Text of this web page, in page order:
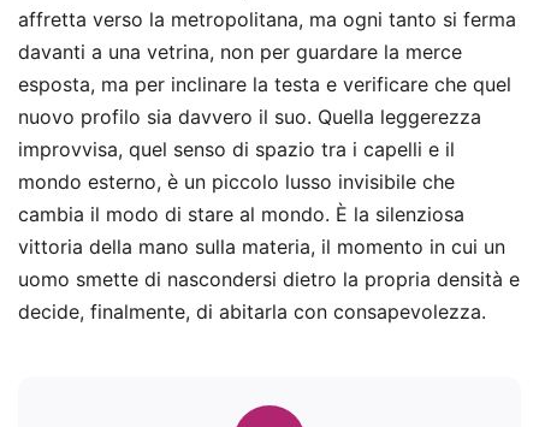
affretta verso la metropolitana, ma ogni tanto si ferma
davanti a una vetrina, non per guardare la merce
esposta, ma per inclinare la testa e verificare che quel
nuovo profilo sia davvero il suo. Quella leggerezza
improvvisa, quel senso di spazio tra i capelli e il
mondo esterno, è un piccolo lusso invisibile che
cambia il modo di stare al mondo. È la silenziosa
vittoria della mano sulla materia, il momento in cui un
uomo smette di nascondersi dietro la propria densità e
decide, finalmente, di abitarla con consapevolezza.